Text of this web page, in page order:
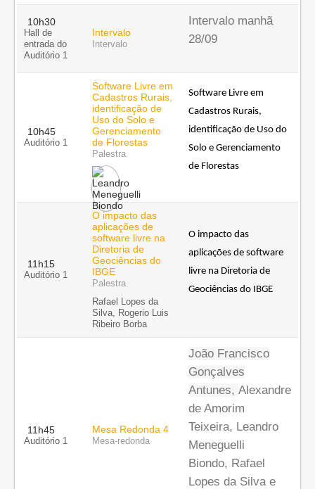
10h30
Hall de
entrada do
Auditório 1
Intervalo
Intervalo
Intervalo manhã
28/09
10h45
Auditório 1
Software Livre em
Cadastros Rurais,
identificação de
Uso do Solo e
Gerenciamento
de Florestas
Palestra
Software Livre em
Cadastros Rurais,
identificação de Uso do
Solo e Gerenciamento
de Florestas
11h15
Auditório 1
O impacto das
aplicações de
software livre na
Diretoria de
Geociências do
IBGE
Palestra
Rafael Lopes da
Silva, Rogerio Luis
Ribeiro Borba
O impacto das
aplicações de software
livre na Diretoria de
Geociências do IBGE
11h45
Auditório 1
Mesa Redonda 4
Mesa-redonda
João Francisco
Gonçalves
Antunes, Alexandre
de Amorim
Teixeira, Leandro
Meneguelli
Biondo, Rafael
Lopes da Silva e